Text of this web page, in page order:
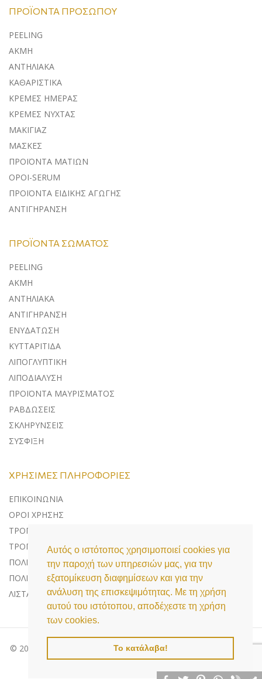
Αυτός ο ιστότοπος χρησιμοποιεί cookies για
την παροχή των υπηρεσιών μας, για την
εξατομίκευση διαφημίσεων και για την
ανάλυση της επισκεψιμότητας. Με τη χρήση
αυτού του ιστότοπου, αποδέχεστε τη χρήση
των cookies.
Το κατάλαβα!
ΠΡΟΪΌΝΤΑ ΠΡΟΣΏΠΟΥ
PEELING
ΑΚΜΗ
ΑΝΤΗΛΙΑΚA
ΚΑΘΑΡΙΣΤΙΚΑ
ΚΡΕΜΕΣ ΗΜΕΡΑΣ
ΚΡΕΜΕΣ ΝΥΧΤΑΣ
ΜΑΚΙΓΙΑΖ
ΜΑΣΚΕΣ
ΠΡΟΪΟΝΤΑ ΜΑΤΙΩΝ
ΟΡΟΙ-SERUM
ΠΡΟΪΟΝΤΑ ΕΙΔΙΚΗΣ ΑΓΩΓΗΣ
ΑΝΤΙΓΗΡΑΝΣΗ
ΠΡΟΪΌΝΤΑ ΣΏΜΑΤΟΣ
PEELING
ΑΚΜΗ
ΑΝΤΗΛΙΑΚΑ
ΑΝΤΙΓΗΡΑΝΣΗ
ΕΝΥΔΑΤΩΣΗ
ΚΥΤΤΑΡΙΤΙΔΑ
ΛΙΠΟΓΛΥΠΤΙΚΗ
ΛΙΠΟΔΙΑΛΥΣΗ
ΠΡΟΪΟΝΤΑ ΜΑΥΡΙΣΜΑΤΟΣ
ΡΑΒΔΩΣΕΙΣ
ΣΚΛΗΡΥΝΣΕΙΣ
ΣΥΣΦΙΞΗ
ΧΡΉΣΙΜΕΣ ΠΛΗΡΟΦΟΡΊΕΣ
ΕΠΙΚΟΙΝΩΝΊΑ
ΌΡΟΙ ΧΡΉΣΗΣ
ΤΡΌΠΟΙ ΠΛΗΡΩΜΉΣ
ΤΡΌΠΟΙ ΑΠΟΣΤΟΛΉΣ
ΠΟΛΙΤΙΚΉ ΕΠΙΣΤΡΟΦΏΝ
ΠΟΛΙΤΙΚΉ ΠΡΟΣΤΑΣΊΑΣ ΔΕΔΟΜΈΝΩΝ
ΛΊΣΤΑ COOKIES
© 2020 Medi Aesthetics, All Rights Reserved | Powered by